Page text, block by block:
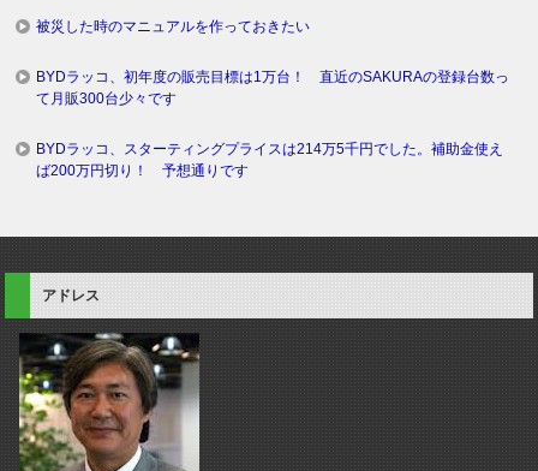
被災した時のマニュアルを作っておきたい
BYDラッコ、初年度の販売目標は1万台！ 直近のSAKURAの登録台数っ
て月販300台少々です
BYDラッコ、スターティングプライスは214万5千円でした。補助金使え
ば200万円切り！ 予想通りです
アドレス